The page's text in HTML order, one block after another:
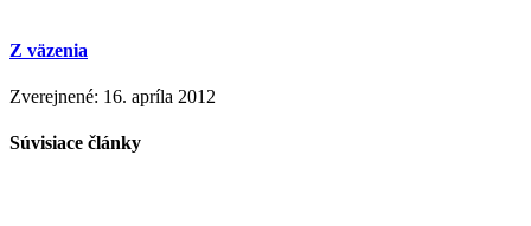
Z väzenia
Zverejnené: 16. apríla 2012
Súvisiace články